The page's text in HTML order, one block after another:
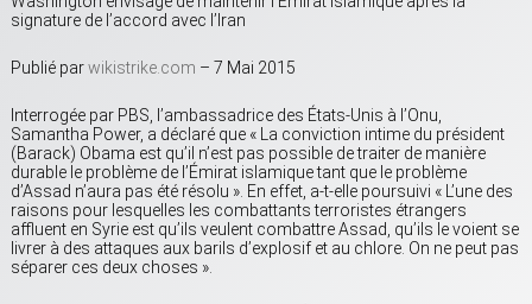
signature de l’accord avec l’Iran
Publié parwikistrike.com – 7 Mai 2015
Interrogée par PBS, l’ambassadrice des États-Unis à l’Onu,
Samantha Power, a déclaré que « La conviction intime du président
(Barack) Obama est qu’il n’est pas possible de traiter de manière
durable le problème de l’Émirat islamique tant que le problème
d’Assad n’aura pas été résolu ». En effet, a-t-elle poursuivi « L’une des
raisons pour lesquelles les combattants terroristes étrangers
affluent en Syrie est qu’ils veulent combattre Assad, qu’ils le voient se
livrer à des attaques aux barils d’explosif et au chlore. On ne peut pas
séparer ces deux choses ».